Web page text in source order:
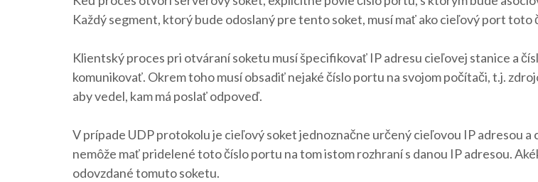
Každý segment, ktorý bude odoslaný pre tento soket, musí mať ako cieľový port toto
Klientský proces pri otváraní soketu musí špecifikovať IP adresu cieľovej stanice a
komunikovať. Okrem toho musí obsadiť nejaké číslo portu na svojom počítači, t.j.
aby vedel, kam má poslať odpoveď.
V prípade UDP protokolu je cieľový soket jednoznačne určený cieľovou IP adresou a
nemôže mať pridelené toto číslo portu na tom istom rozhraní s danou IP adresou.
odovzdané tomuto soketu.